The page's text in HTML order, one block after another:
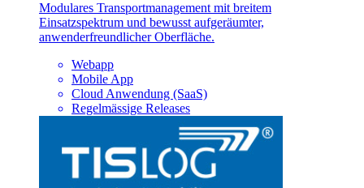
Modulares Transportmanagement mit breitem
Einsatzspektrum und bewusst aufgeräumter,
anwenderfreundlicher Oberfläche.
Webapp
Mobile App
Cloud Anwendung (SaaS)
Regelmässige Releases